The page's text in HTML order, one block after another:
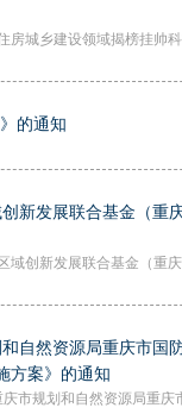
房城乡建设领域揭榜挂帅
的通知
新发展联合基金（重
域创新发展联合基金（重
自然资源局重庆市国
方案》的通知
市规划和自然资源局重